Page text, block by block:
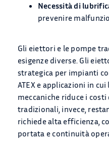
Necessità di
prevenire
Gli eiettori e le pompe
esigenze diverse. Gli
strategica per impianti
ATEX e applicazioni in cui
meccaniche riduce i
tradizionali, invece,
richiede alta efficienza,
portata e continuità